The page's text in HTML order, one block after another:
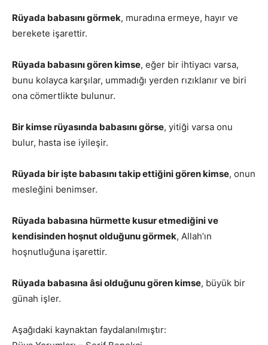
Rüyada babasını görmek, muradına ermeye, hayır ve
berekete işarettir.
Rüyada babasını gören kimse, eğer bir ihtiyacı varsa,
bunu kolayca karşılar, ummadığı yerden rızıklanır ve biri
ona cömertlikte bulunur.
Bir kimse rüyasında babasını görse, yitiği varsa onu
bulur, hasta ise iyileşir.
Rüyada bir işte babasını takip ettiğini gören kimse, onun
mesleğini benimser.
Rüyada babasına hürmette kusur etmediğini ve
kendisinden hoşnut olduğunu görmek, Allah’ın
hoşnutluğuna işarettir.
Rüyada babasına âsi olduğunu gören kimse, büyük bir
günah işler.
Aşağıdaki kaynaktan faydalanılmıştır: